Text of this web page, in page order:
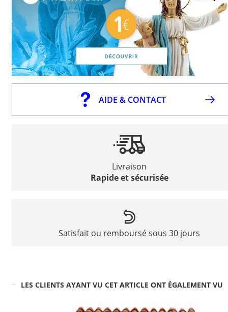
AIDE & CONTACT
Livraison
Rapide et sécurisée
Satisfait ou remboursé sous 30 jours
LES CLIENTS AYANT VU CET ARTICLE ONT ÉGALEMENT VU